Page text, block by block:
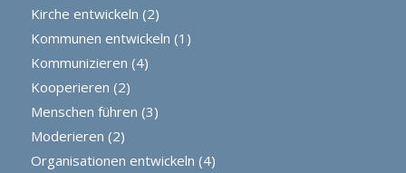
Kirche entwickeln (2)
Kommunen entwickeln (1)
Kommunizieren (4)
Kooperieren (2)
Menschen führen (3)
Moderieren (2)
Organisationen entwickeln (4)